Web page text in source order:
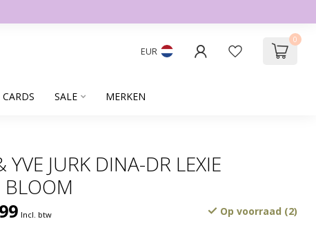
EUR
0
SALE MERKEN
YVE JURK DINA-DR LEXIE
BLOOM
Incl. btw Op voorraad (2)